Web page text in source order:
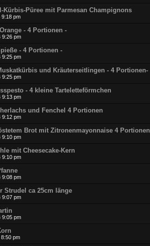
Kürbis-Püree mit Parmesan Champignons
9:18 pm
- 4 Portionen -
9:26 pm
- 4 Portionen -
9:25 pm
und Kräuterseitlingen - 4 Portionen-
9:25 pm
- 4 kleine Tarteletteförmchen
9:13 pm
und Fenchel 4 Portionen
9:12 pm
Brot mit Zitronenmayonnaise 4 Portionen
9:10 pm
mit Cheesecake-Kern
9:10 pm
9:08 pm
Strudel ca 25cm länge
9:07 pm
9:05 pm
pm